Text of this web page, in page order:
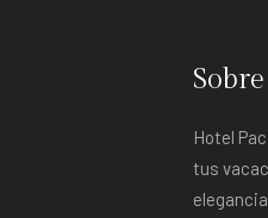
Hotel
tus